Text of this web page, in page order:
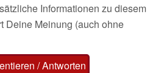
Informationen zu diesem
Deine Meinung (auch ohne
/ Antworten